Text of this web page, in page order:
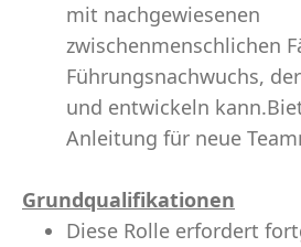
mit nachgewiesenen
zwischenmenschlichen
Führungsnachwuchs,
und entwickeln
Anleitung für neue
Grundqualifikationen
Diese Rolle erfordert